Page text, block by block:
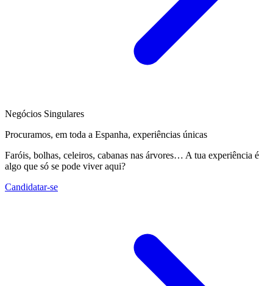
Negócios Singulares
Procuramos, em toda a Espanha, experiências únicas
Faróis, bolhas, celeiros, cabanas nas árvores… A tua experiência é
algo que só se pode viver aqui?
Candidatar-se